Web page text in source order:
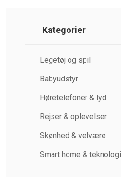
Kategorier
Legetøj og spil
Babyudstyr
Høretelefoner & lyd
Rejser & oplevelser
Skønhed & velvære
Smart home & teknologi